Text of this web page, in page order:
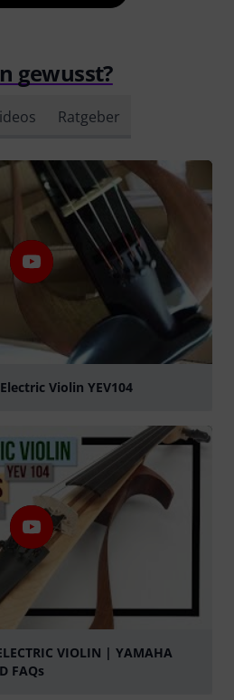
gewusst?
Ratgeber
Violin YEV104
VIOLIN | YAMAHA
FAQs